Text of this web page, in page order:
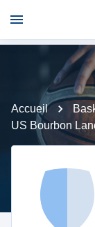
Accueil
US Bourbon